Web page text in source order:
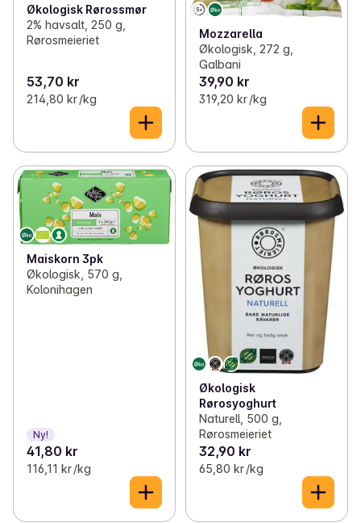
Økologisk Rørossmør
2% havsalt, 250 g,
Rørosmeieriet
53,70 kr
214,80 kr /kg
Mozzarella
Økologisk, 272 g,
Galbani
39,90 kr
319,20 kr /kg
Maiskorn 3pk
Økologisk, 570 g,
Kolonihagen
Ny!
41,80 kr
116,11 kr /kg
Økologisk
Rørosyoghurt
Naturell, 500 g,
Rørosmeieriet
32,90 kr
65,80 kr /kg